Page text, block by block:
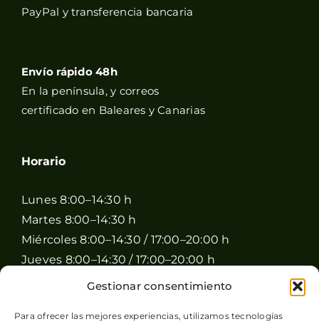
Gestionar consentimiento
Para ofrecer las mejores experiencias, utilizamos tecnologías
PayPal y transferencia bancaria
Envío rápido 48h
En la península, y correos
certificado en Baleares y Canarias
Horario
Lunes 8:00–14:30 h
Martes 8:00–14:30 h
Miércoles 8:00–14:30 / 17:00–20:00 h
Jueves 8:00–14:30 / 17:00–20:00 h
Viernes 8:00–14:30 / 17:00–20:00 h
Domingo Cerrado